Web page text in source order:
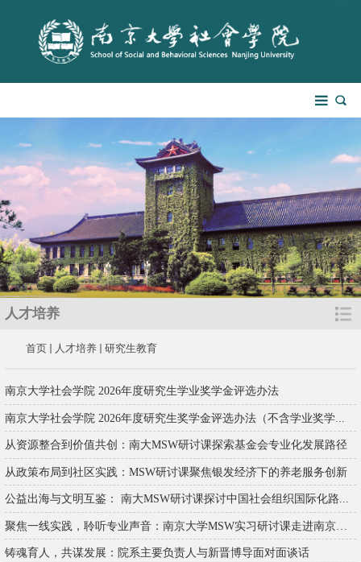
人才培养
首页 人才培养 研究生教育
南京大学社会学院 2026年度研究生学业奖学金评选办法
南京大学社会学院 2026年度研究生奖学金评选办法（不含学业奖学...
从资源整合到价值共创：南大MSW研讨课探索基金会专业化发展路径
从政策布局到社区实践：MSW研讨课聚焦银发经济下的养老服务创新
公益出海与文明互鉴： 南大MSW研讨课探讨中国社会组织国际化路...
铸魂育人，共谋发展：院系主要负责人与新晋博导面对面谈话